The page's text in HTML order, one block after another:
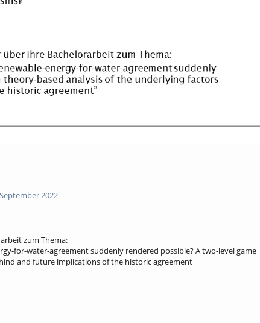
2022
zum Thema:
for-water-agreement suddenly rendered possible? A two-level game
and future implications of the historic agreement